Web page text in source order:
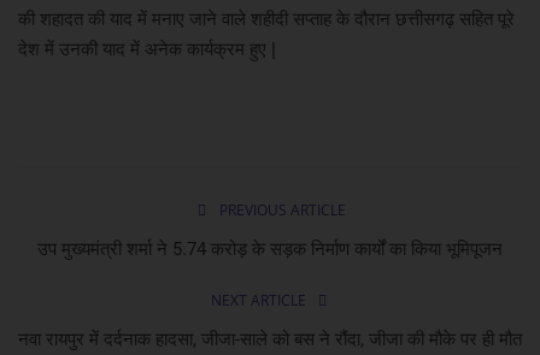
की शहादत की याद में मनाए जाने वाले शहीदी सप्ताह के दौरान छत्तीसगढ़ सहित पूरे
देश में उनकी याद में अनेक कार्यक्रम हुए |
PREVIOUS ARTICLE
उप मुख्यमंत्री शर्मा ने 5.74 करोड़ के सड़क निर्माण कार्यों का किया भूमिपूजन
NEXT ARTICLE
नवा रायपुर में दर्दनाक हादसा, जीजा-साले को बस ने रौंदा, जीजा की मौके पर ही मौत